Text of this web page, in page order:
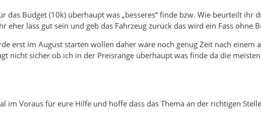
das Budget (10k) überhaupt was „besseres“ finde bzw. Wie beurteilt ihr
eher lass gut sein und geb das Fahrzeug zurück das wird ein Fass ohne
erst im August starten wollen daher wäre noch genug Zeit nach einem
nicht sicher ob ich in der Preisrange überhaupt was finde da die
im Voraus für eure Hilfe und hoffe dass das Thema an der richtigen